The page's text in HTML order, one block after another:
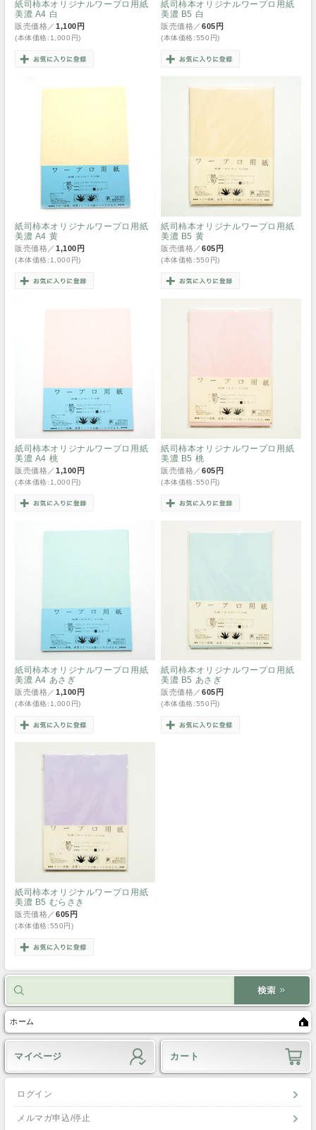
紙司柿本オリジナルワープロ用紙
美濃 A4 白
販売価格／1,100円
(本体価格:1,000円)
紙司柿本オリジナルワープロ用紙
美濃 B5 白
販売価格／605円
(本体価格:550円)
紙司柿本オリジナルワープロ用紙
美濃 A4 黄
販売価格／1,100円
(本体価格:1,000円)
紙司柿本オリジナルワープロ用紙
美濃 B5 黄
販売価格／605円
(本体価格:550円)
紙司柿本オリジナルワープロ用紙
美濃 A4 桃
販売価格／1,100円
(本体価格:1,000円)
紙司柿本オリジナルワープロ用紙
美濃 B5 桃
販売価格／605円
(本体価格:550円)
紙司柿本オリジナルワープロ用紙
美濃 A4 あさぎ
販売価格／1,100円
(本体価格:1,000円)
紙司柿本オリジナルワープロ用紙
美濃 B5 あさぎ
販売価格／605円
(本体価格:550円)
紙司柿本オリジナルワープロ用紙
美濃 B5 むらさき
販売価格／605円
(本体価格:550円)
ホーム
マイページ カート
ログイン
メルマガ申込/停止